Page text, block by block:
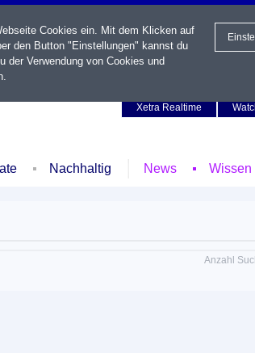
Xetra Realtime
Nachhaltig News Wissen
Anzahl
Cookies ein. Mit dem Klicken auf
den Button "Einstellungen" kannst du
der Verwendung von Cookies und
.